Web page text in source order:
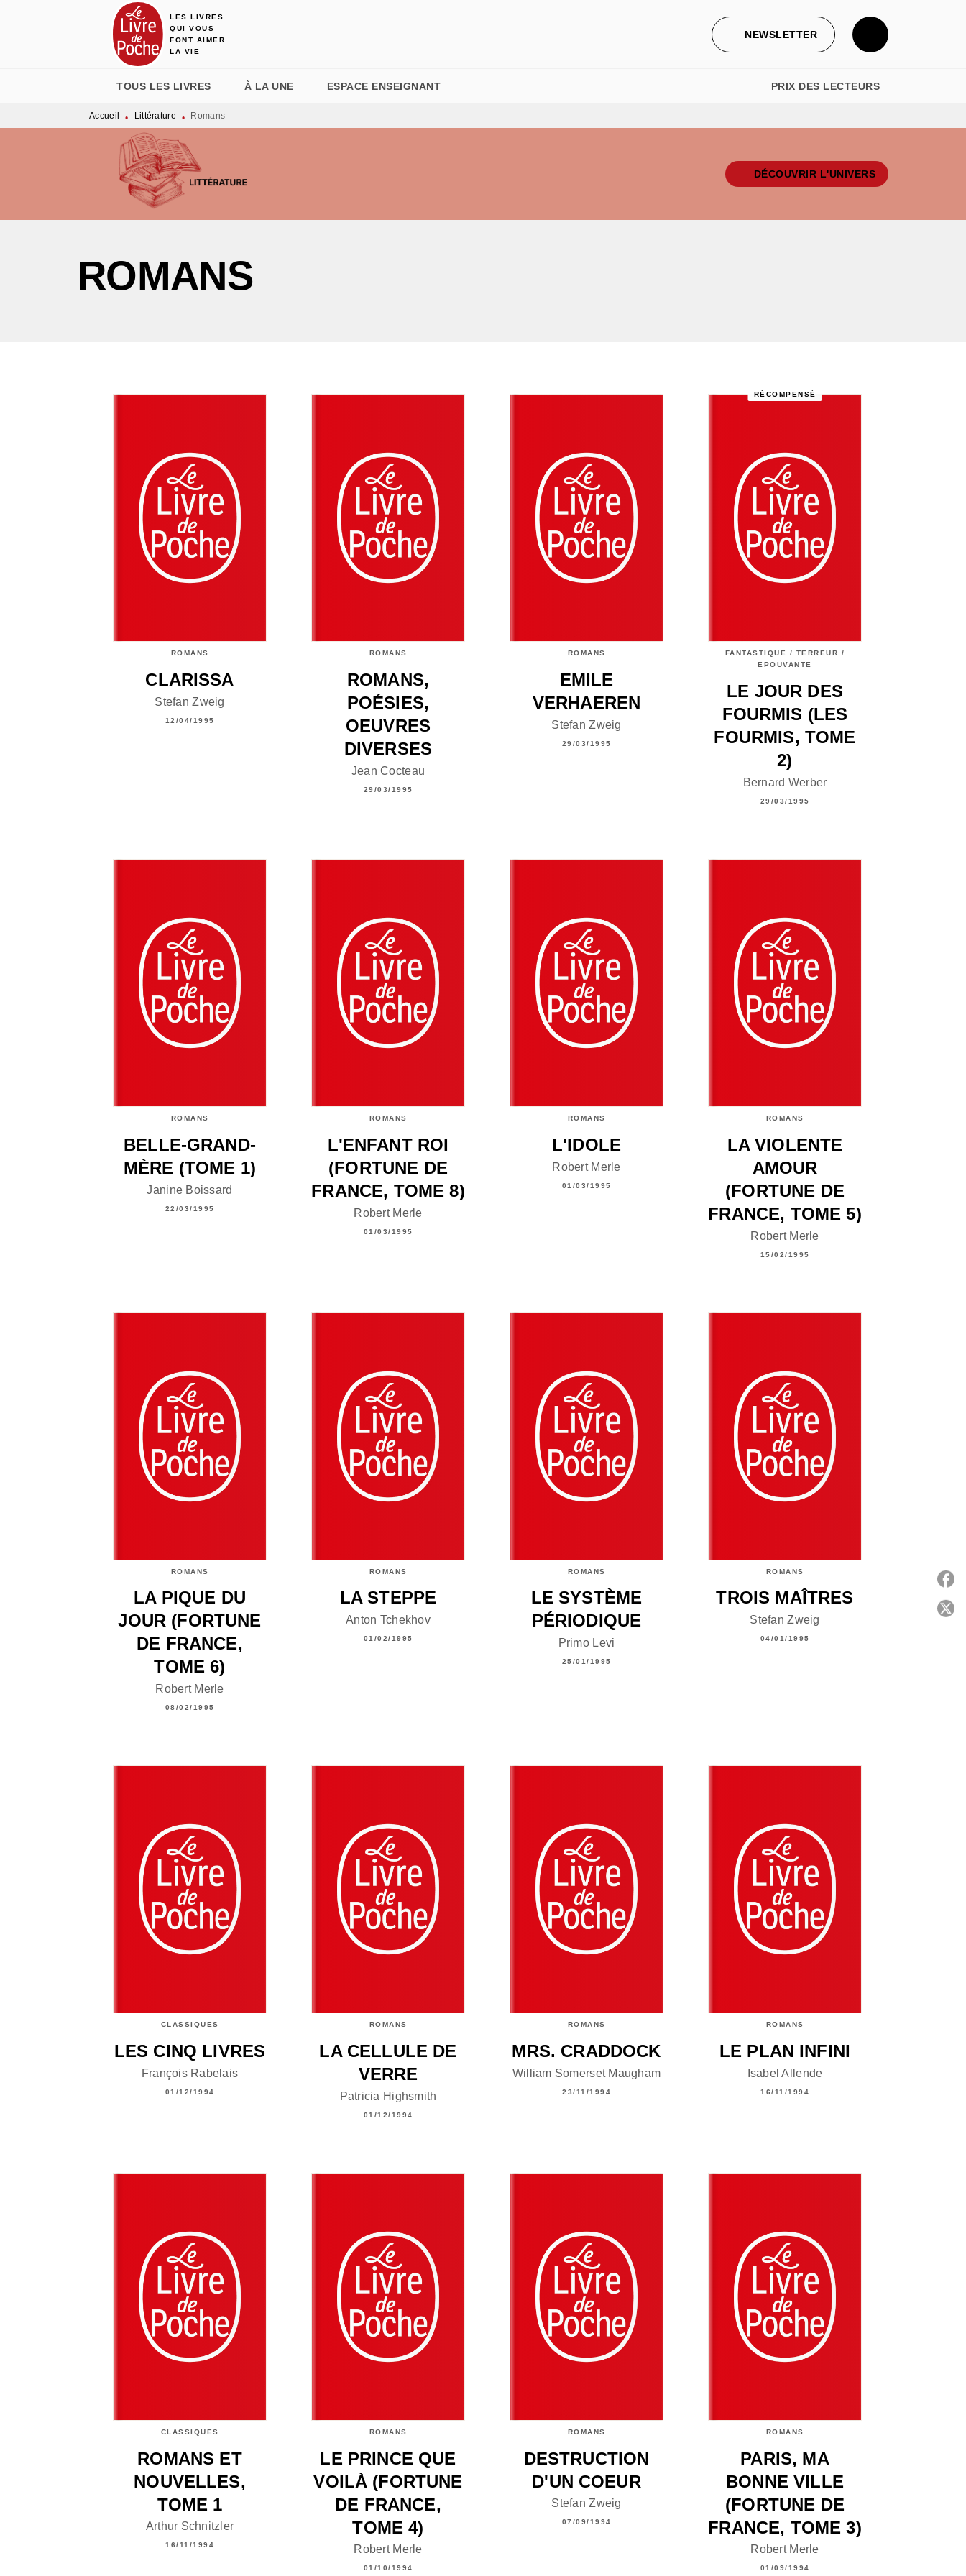
MENU RECHERCHE
LES LIVRES
QUI VOUS
FONT AIMER
LA VIE
NEWSLETTER
TOUS LES LIVRES À LA UNE ESPACE ENSEIGNANT PRIX DES LECTEURS
Accueil • Littérature • Romans
DÉCOUVRIR L'UNIVERS
ROMANS
ROMANS
CLARISSA
Stefan Zweig
12/04/1995
ROMANS
ROMANS,
POÉSIES,
OEUVRES
DIVERSES
Jean Cocteau
29/03/1995
ROMANS
EMILE
VERHAEREN
Stefan Zweig
29/03/1995
RÉCOMPENSÉ
FANTASTIQUE / TERREUR /
EPOUVANTE
LE JOUR DES
FOURMIS (LES
FOURMIS, TOME
2)
Bernard Werber
29/03/1995
ROMANS
BELLE-GRAND-
MÈRE (TOME 1)
Janine Boissard
22/03/1995
ROMANS
L'ENFANT ROI
(FORTUNE DE
FRANCE, TOME 8)
Robert Merle
01/03/1995
ROMANS
L'IDOLE
Robert Merle
01/03/1995
ROMANS
LA VIOLENTE
AMOUR
(FORTUNE DE
FRANCE, TOME 5)
Robert Merle
15/02/1995
ROMANS
LA PIQUE DU
JOUR (FORTUNE
DE FRANCE,
TOME 6)
Robert Merle
08/02/1995
ROMANS
LA STEPPE
Anton Tchekhov
01/02/1995
ROMANS
LE SYSTÈME
PÉRIODIQUE
Primo Levi
25/01/1995
ROMANS
TROIS MAÎTRES
Stefan Zweig
04/01/1995
CLASSIQUES
LES CINQ LIVRES
François Rabelais
01/12/1994
ROMANS
LA CELLULE DE
VERRE
Patricia Highsmith
01/12/1994
ROMANS
MRS. CRADDOCK
William Somerset Maugham
23/11/1994
ROMANS
LE PLAN INFINI
Isabel Allende
16/11/1994
CLASSIQUES
ROMANS ET
NOUVELLES,
TOME 1
Arthur Schnitzler
16/11/1994
ROMANS
LE PRINCE QUE
VOILÀ (FORTUNE
DE FRANCE,
TOME 4)
Robert Merle
01/10/1994
ROMANS
DESTRUCTION
D'UN COEUR
Stefan Zweig
07/09/1994
ROMANS
PARIS, MA
BONNE VILLE
(FORTUNE DE
FRANCE, TOME 3)
Robert Merle
01/09/1994